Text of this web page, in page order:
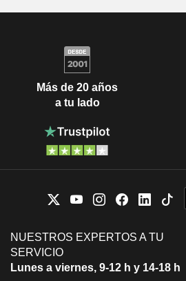
Más de 20 años
a tu lado
NUESTROS EXPERTOS A TU
SERVICIO
Lunes a viernes, 9-12 h y 14-18 h